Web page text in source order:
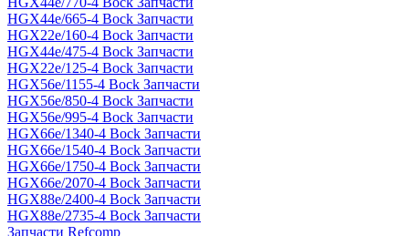
HGX44e/665-4 Bock Запчасти
HGX22e/160-4 Bock Запчасти
HGX44e/475-4 Bock Запчасти
HGX22e/125-4 Bock Запчасти
HGX56e/1155-4 Bock Запчасти
HGX56e/850-4 Bock Запчасти
HGX56e/995-4 Bock Запчасти
HGX66e/1340-4 Bock Запчасти
HGX66e/1540-4 Bock Запчасти
HGX66e/1750-4 Bock Запчасти
HGX66e/2070-4 Bock Запчасти
HGX88e/2400-4 Bock Запчасти
HGX88e/2735-4 Bock Запчасти
Запчасти Refcomp